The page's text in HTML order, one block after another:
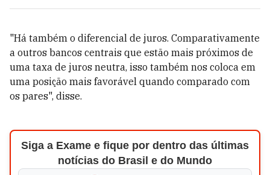
"Há também o diferencial de juros. Comparativamente
a outros bancos centrais que estão mais próximos de
uma taxa de juros neutra, isso também nos coloca em
uma posição mais favorável quando comparado com
os pares", disse.
Siga a Exame e fique por dentro das últimas
notícias do Brasil e do Mundo